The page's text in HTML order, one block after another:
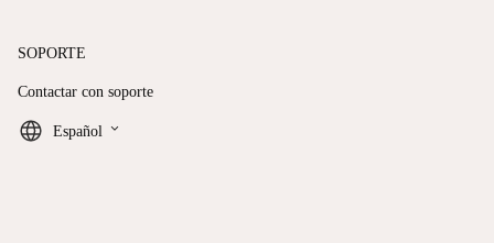
SOPORTE
Contactar con soporte
Español keyboard_arrow_down